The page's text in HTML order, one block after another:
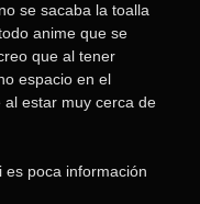
se sacaba la toalla
anime que se
que al tener
espacio en el
al estar muy cerca de
es poca información